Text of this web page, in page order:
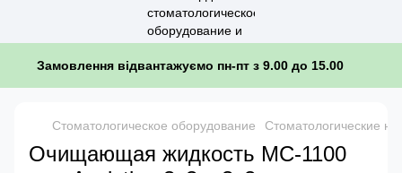
Замовлення відвантажуємо пн-пт з 9.00 до 15.00
Стоматологическое оборудование Стоматологические
Очищающая жидкость MC-1100